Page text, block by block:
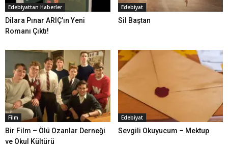
Edebiyattan Haberler
Dilara Pınar ARIÇ’ın Yeni
Romanı Çıktı!
Edebiyat
Sil Baştan
Film
Bir Film – Ölü Ozanlar Derneği
ve Okul Kültürü
Edebiyat
Sevgili Okuyucum – Mektup